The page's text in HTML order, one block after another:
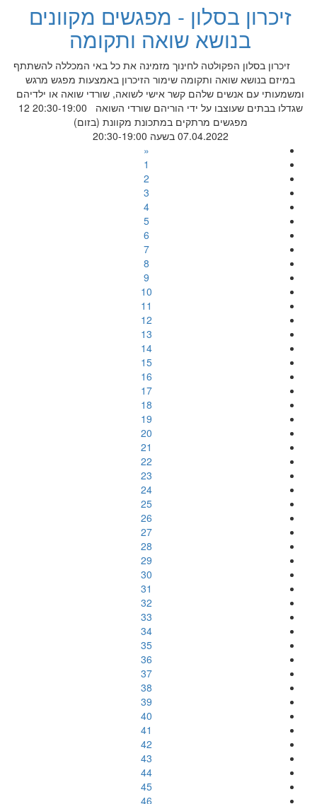
זיכרון בסלון - מפגשים מקוונים
בנושא שואה ותקומה
זיכרון בסלון הפקולטה לחינוך מזמינה את כל באי המכללה להשתתף
במיזם בנושא שואה ותקומה שימור הזיכרון באמצעות מפגש מרגש
ומשמעותי עם אנשים שלהם קשר אישי לשואה, שורדי שואה או ילדיהם
שגדלו בבתים שעוצבו על ידי הוריהם שורדי השואה 20:30-19:00 12
מפגשים מרתקים במתכונת מקוונת (בזום)
07.04.2022 בשעה 20:30-19:00
«
1
2
3
4
5
6
7
8
9
10
11
12
13
14
15
16
17
18
19
20
21
22
23
24
25
26
27
28
29
30
31
32
33
34
35
36
37
38
39
40
41
42
43
44
45
46